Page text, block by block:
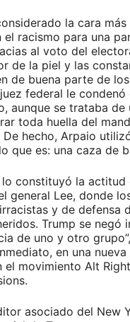
la cara
racismo para una
al voto del
de la piel y las
de buena parte de
federal le
aunque se trataba
toda huella del
hecho, Arpaio
que es: una caza
constituyó la
general Lee, donde
y de
Trump se
de uno y otro
en una
movimiento Alt
asociado del